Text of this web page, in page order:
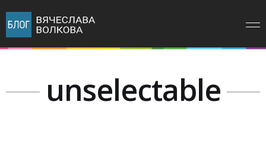
unselectable